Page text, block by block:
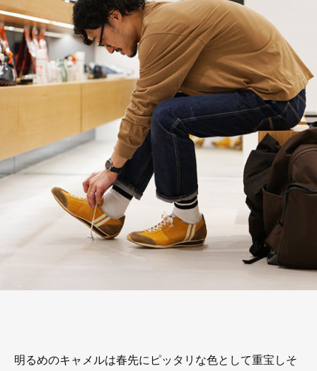
明るめのキャメルは春先にピッタリな色として重宝しそ